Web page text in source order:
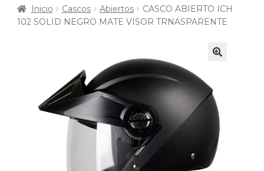
Inicio Cascos Abiertos
CASCO ABIERTO ICH
102 SOLID NEGRO MATE VISOR TRNASPARENTE